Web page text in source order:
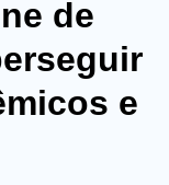
de
e